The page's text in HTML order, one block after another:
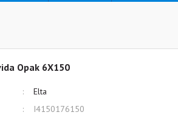
Opak 6X150
Elta
I4150176150